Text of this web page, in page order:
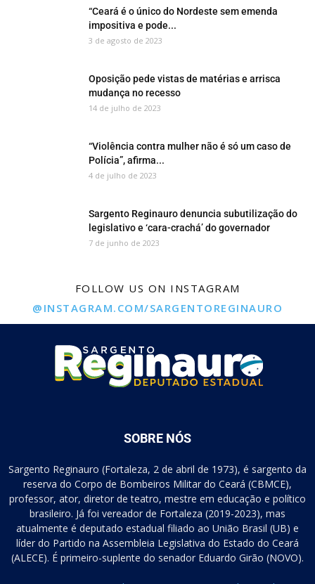
“Ceará é o único do Nordeste sem emenda
impositiva e pode...
3 de agosto de 2023
Oposição pede vistas de matérias e arrisca
mudança no recesso
14 de julho de 2023
“Violência contra mulher não é só um caso de
Polícia”, afirma...
4 de julho de 2023
Sargento Reginauro denuncia subutilização do
legislativo e ‘cara-crachá’ do governador
7 de junho de 2023
FOLLOW US ON INSTAGRAM
@INSTAGRAM.COM/SARGENTOREGINAURO
SOBRE NÓS
Sargento Reginauro (Fortaleza, 2 de abril de 1973), é sargento da
reserva do Corpo de Bombeiros Militar do Ceará (CBMCE),
professor, ator, diretor de teatro, mestre em educação e político
brasileiro. Já foi vereador de Fortaleza (2019-2023), mas
atualmente é deputado estadual filiado ao União Brasil (UB) e
líder do Partido na Assembleia Legislativa do Estado do Ceará
(ALECE). É primeiro-suplente do senador Eduardo Girão (NOVO).